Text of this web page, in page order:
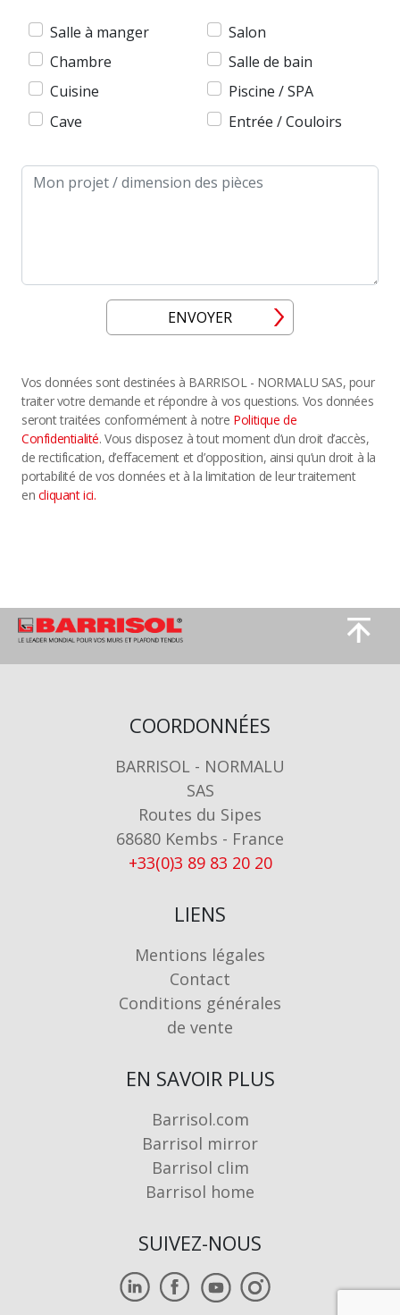
Salle à manger
Salon
Chambre
Salle de bain
Cuisine
Piscine / SPA
Cave
Entrée / Couloirs
Message
ENVOYER
Vos données sont destinées à BARRISOL - NORMALU SAS, pour
traiter votre demande et répondre à vos questions. Vos données
seront traitées conformément à notre Politique de
Confidentialité. Vous disposez à tout moment d’un droit d’accès,
de rectification, d’effacement et d’opposition, ainsi qu’un droit à la
portabilité de vos données et à la limitation de leur traitement
en cliquant ici.
Image Image
COORDONNÉES
BARRISOL - NORMALU
SAS
Routes du Sipes
68680 Kembs - France
+33(0)3 89 83 20 20
LIENS
Mentions légales
Contact
Conditions générales
de vente
EN SAVOIR PLUS
Barrisol.com
Barrisol mirror
Barrisol clim
Barrisol home
SUIVEZ-NOUS
Image Image Image Image